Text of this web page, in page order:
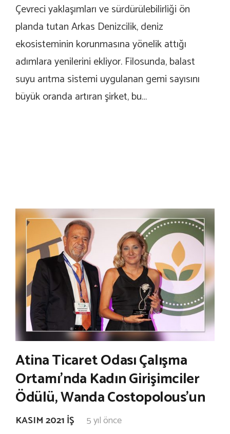
Çevreci yaklaşımları ve sürdürülebilirliği ön
planda tutan Arkas Denizcilik, deniz
ekosisteminin korunmasına yönelik attığı
adımlara yenilerini ekliyor. Filosunda, balast
suyu arıtma sistemi uygulanan gemi sayısını
büyük oranda artıran şirket, bu…
Atina Ticaret Odası Çalışma
Ortamı’nda Kadın Girişimciler
Ödülü, Wanda Costopolous’un
KASIM 2021 İŞ 5 yıl önce